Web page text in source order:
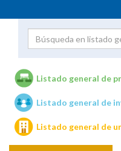
Unidades de
Listado general de
Listado general de
Listado general de